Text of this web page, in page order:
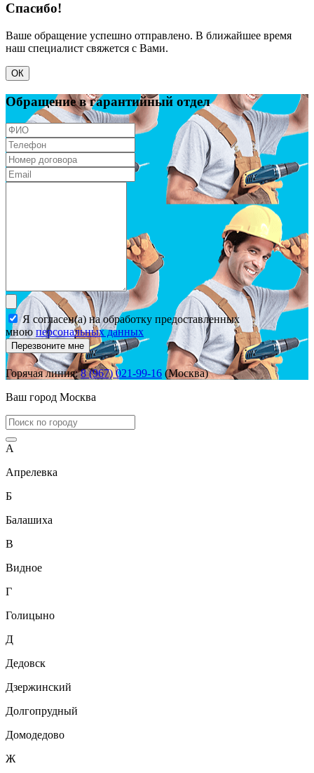
Спасибо!
Ваше обращение успешно отправлено. В ближайшее время
наш специалист свяжется с Вами.
ОК
Обращение в гарантийный отдел
Я согласен(а) на обработку предоставленных
мною персональных данных
Перезвоните мне
Горячая линия:8 (967) 021-99-16 (Москва)
Ваш город Москва
А
Апрелевка
Б
Балашиха
В
Видное
Г
Голицыно
Д
Дедовск
Дзержинский
Долгопрудный
Домодедово
Ж